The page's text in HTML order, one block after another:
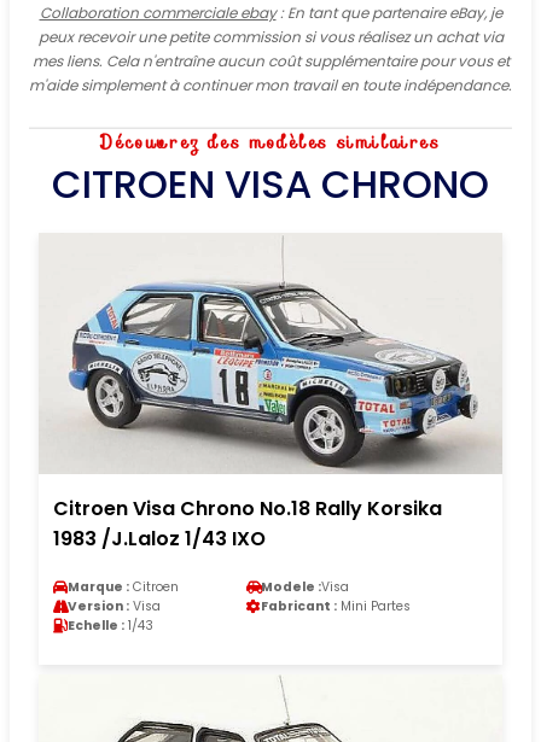
Collaboration commerciale ebay: En tant que partenaire eBay, je
peux recevoir une petite commission si vous réalisez un achat via
mes liens. Cela n'entraîne aucun coût supplémentaire pour vous et
m'aide simplement à continuer mon travail en toute indépendance.
Découvrez des modèles similaires
CITROEN VISA CHRONO
Citroen Visa Chrono No.18 Rally Korsika
1983 /J.Laloz 1/43 IXO
Marque : Citroen Modele :Visa
Version : Visa Fabricant : Mini Partes
Echelle : 1/43